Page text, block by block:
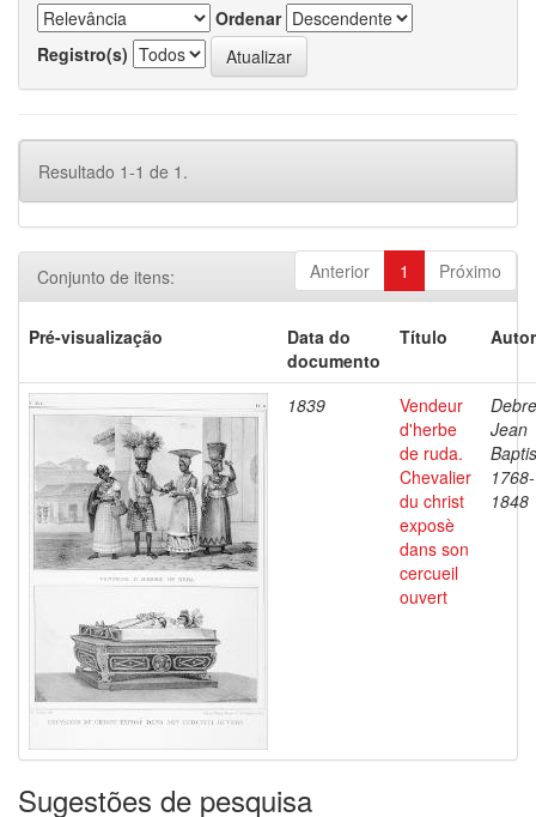
Ordenar
Registro(s)
Resultado 1-1 de 1.
Anterior 1 Próximo
Conjunto de itens:
Pré-visualização
Data do
documento
Título
1839
Vendeur
d'herbe
de ruda.
Chevalier
du christ
exposè
dans son
cercueil
ouvert
Jean
1768-
1848
Sugestões de pesquisa